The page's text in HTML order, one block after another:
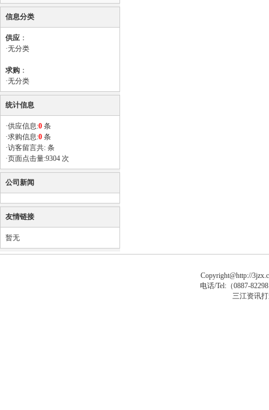
信息分类
供应 ：
·无分类
求购 ：
·无分类
统计信息
·供应信息:0 条
·求购信息:0 条
·访客留言共: 条
·页面点击量:9304 次
公司新闻
友情链接
暂无
Copyright@http://
电话/Tel:（0887-
三江资讯